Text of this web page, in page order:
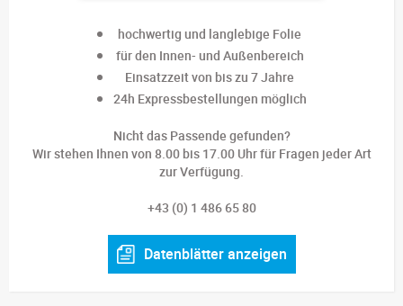
hochwertig und langlebige Folie
für den Innen- und Außenbereich
Einsatzzeit von bis zu 7 Jahre
24h Expressbestellungen möglich
Nicht das Passende gefunden?
Wir stehen Ihnen von 8.00 bis 17.00 Uhr für Fragen jeder Art
zur Verfügung.
+43 (0) 1 486 65 80
Datenblätter anzeigen